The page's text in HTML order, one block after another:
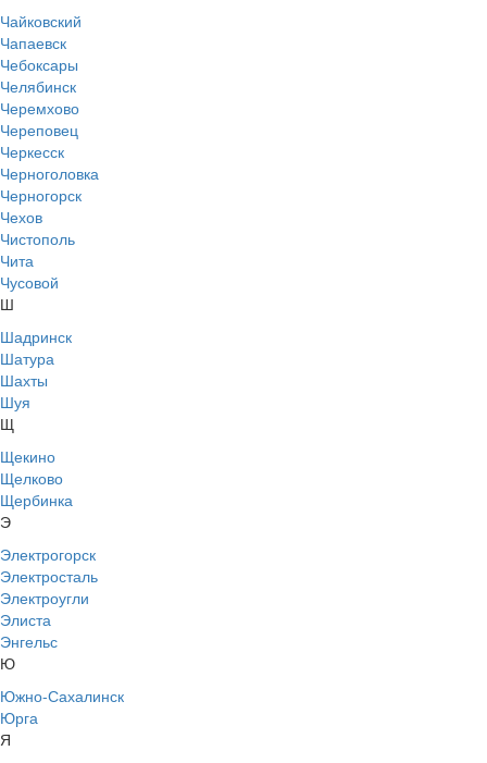
Чайковский
Чапаевск
Чебоксары
Челябинск
Черемхово
Череповец
Черкесск
Черноголовка
Черногорск
Чехов
Чистополь
Чита
Чусовой
Ш
Шадринск
Шатура
Шахты
Шуя
Щ
Щекино
Щелково
Щербинка
Э
Электрогорск
Электросталь
Электроугли
Элиста
Энгельс
Ю
Южно-Сахалинск
Юрга
Я